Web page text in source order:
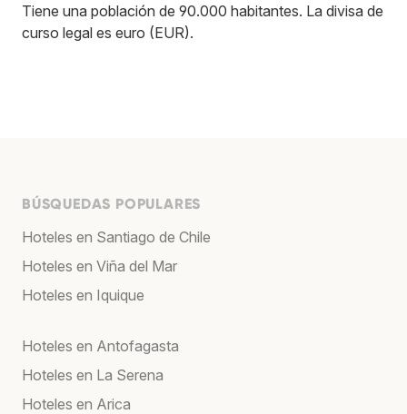
Tiene una población de 90.000 habitantes. La divisa de
curso legal es euro (EUR).
BÚSQUEDAS POPULARES
Hoteles en Santiago de Chile
Hoteles en Viña del Mar
Hoteles en Iquique
Hoteles en Antofagasta
Hoteles en La Serena
Hoteles en Arica